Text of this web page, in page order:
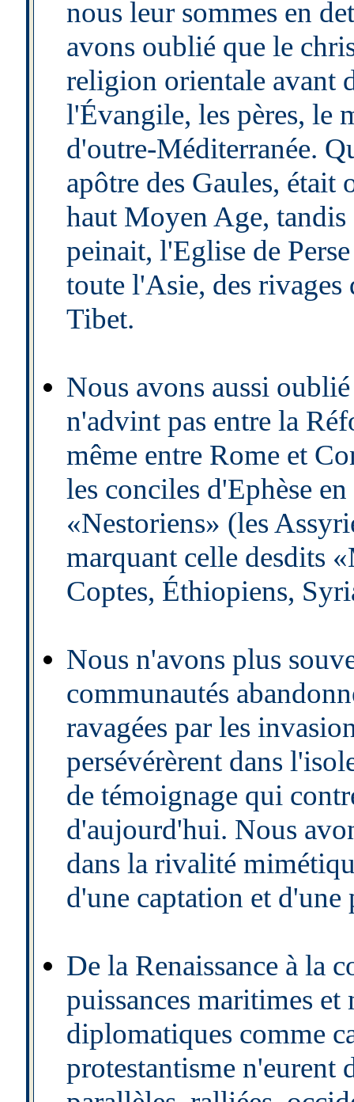
nous leur sommes en
avons oublié que le
religion orientale avant
l'Évangile, les pères, le
d'outre-Méditerranée.
apôtre des Gaules,
haut Moyen Age,
peinait, l'Eglise de
toute l'Asie, des
Tibet.
Nous avons aussi
n'advint pas entre la
même entre Rome et
les conciles d'Ephèse
«Nestoriens» (les
marquant celle desdits
Coptes, Éthiopiens,
Nous n'avons plus
communautés
ravagées par les
persévérèrent dans
de témoignage qui
d'aujourd'hui. Nous
dans la rivalité
d'une captation et d'une
De la Renaissance à la
puissances maritimes et
diplomatiques comme
protestantisme n'eurent